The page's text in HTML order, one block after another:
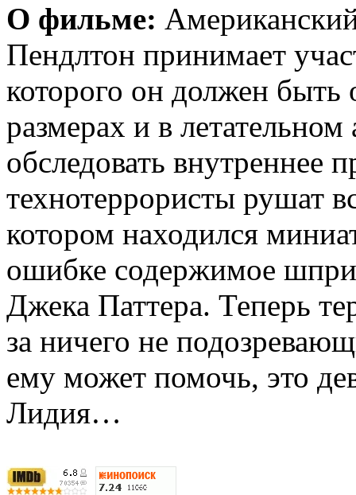
О фильме:
Пендлтон принимает
которого он должен
размерах и в
обследовать внутреннее
технотеррористы рушат
котором находился
ошибке содержимое
Джека Паттера. Теперь
за ничего не
ему может помочь, это
Лидия…